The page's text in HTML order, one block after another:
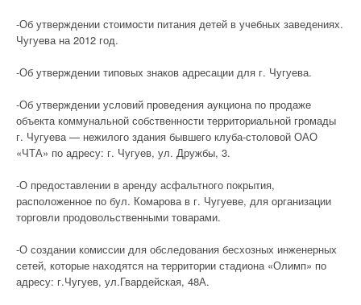
-Об утверждении стоимости питания детей в учебных заведениях.
Чугуева на 2012 год.
-Об утверждении типовых знаков адресации для г. Чугуева.
-Об утверждении условий проведения аукциона по продаже
объекта коммунальной собственности территориальной громады
г. Чугуева — нежилого здания бывшего клуба-столовой ОАО
«ЧТА» по адресу: г. Чугуев, ул. Дружбы, 3.
-О предоставлении в аренду асфальтного покрытия,
расположенное по бул. Комарова в г. Чугуеве, для организации
торговли продовольственными товарами.
-О создании комиссии для обследования бесхозных инженерных
сетей, которые находятся на территории стадиона «Олимп» по
адресу: г.Чугуев, ул.Гвардейская, 48А.